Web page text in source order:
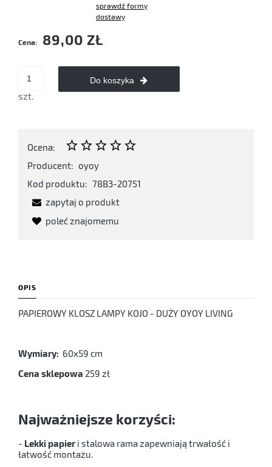
Cena nie zawiera ewentualnych kosztów płatności
sprawdź formy
dostawy
Cena: 89,00 ZŁ
szt.
Do koszyka
Ocena:
Producent: oyoy
Kod produktu: 78B3-20751
zapytaj o produkt
poleć znajomemu
OPIS
PAPIEROWY KLOSZ LAMPY KOJO - DUŻY OYOY LIVING
Wymiary: 60x59 cm
Cena sklepowa 259 zł
Najważniejsze korzyści:
- Lekki papieri stalowa rama zapewniają trwałość i
łatwość montażu.